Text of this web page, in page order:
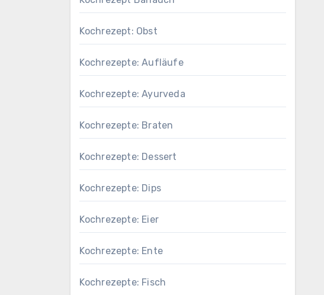
Kochrezept: Obst
Kochrezepte: Aufläufe
Kochrezepte: Ayurveda
Kochrezepte: Braten
Kochrezepte: Dessert
Kochrezepte: Dips
Kochrezepte: Eier
Kochrezepte: Ente
Kochrezepte: Fisch